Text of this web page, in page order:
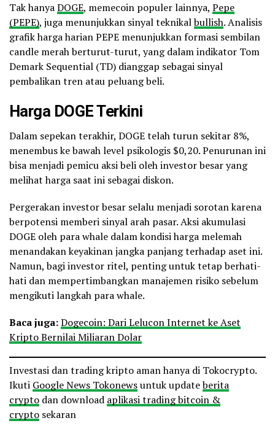
Tak hanyaDOGE, memecoin populer lainnya, Pepe
(PEPE), juga menunjukkan sinyal teknikalbullish. Analisis
grafik harga harian PEPE menunjukkan formasi sembilan
candle merah berturut-turut, yang dalam indikator Tom
Demark Sequential (TD) dianggap sebagai sinyal
pembalikan tren atau peluang beli.
Harga DOGE Terkini
Dalam sepekan terakhir, DOGE telah turun sekitar 8%,
menembus ke bawah level psikologis $0,20. Penurunan ini
bisa menjadi pemicu aksi beli oleh investor besar yang
melihat harga saat ini sebagai diskon.
Pergerakan investor besar selalu menjadi sorotan karena
berpotensi memberi sinyal arah pasar. Aksi akumulasi
DOGE oleh para whale dalam kondisi harga melemah
menandakan keyakinan jangka panjang terhadap aset ini.
Namun, bagi investor ritel, penting untuk tetap berhati-
hati dan mempertimbangkan manajemen risiko sebelum
mengikuti langkah para whale.
Baca juga:Dogecoin: Dari Lelucon Internet ke Aset
Kripto Bernilai Miliaran Dolar
Investasi dan trading kripto aman hanya di Tokocrypto.
Ikuti Google News Tokonewsuntuk updateberita
crypto dan download aplikasi trading bitcoin &
crypto sekaran